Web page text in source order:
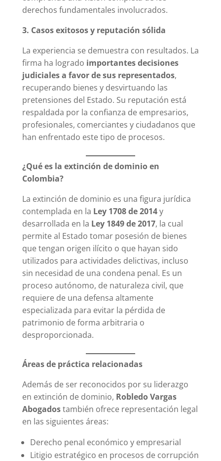
derechos fundamentales involucrados.
3. Casos exitosos y reputación sólida
La experiencia se demuestra con resultados. La
firma ha logrado importantes decisiones
judiciales a favor de sus representados,
recuperando bienes y desvirtuando las
pretensiones del Estado. Su reputación está
respaldada por la confianza de empresarios,
profesionales, comerciantes y ciudadanos que
han enfrentado este tipo de procesos.
¿Qué es la extinción de dominio en
Colombia?
La extinción de dominio es una figura jurídica
contemplada en la Ley 1708 de 2014y
desarrollada en la Ley 1849 de 2017, la cual
permite al Estado tomar posesión de bienes
que tengan origen ilícito o que hayan sido
utilizados para actividades delictivas, incluso
sin necesidad de una condena penal. Es un
proceso autónomo, de naturaleza civil, que
requiere de una defensa altamente
especializada para evitar la pérdida de
patrimonio de forma arbitraria o
desproporcionada.
Áreas de práctica relacionadas
Además de ser reconocidos por su liderazgo
en extinción de dominio, Robledo Vargas
Abogadostambién ofrece representación legal
en las siguientes áreas:
Derecho penal económico y empresarial
Litigio estratégico en procesos de corrupción